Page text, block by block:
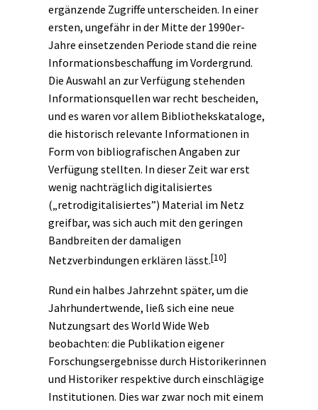
ergänzende Zugriffe unterscheiden. In einer
ersten, ungefähr in der Mitte der 1990er-
Jahre einsetzenden Periode stand die reine
Informationsbeschaffung im Vordergrund.
Die Auswahl an zur Verfügung stehenden
Informationsquellen war recht bescheiden,
und es waren vor allem Bibliothekskataloge,
die historisch relevante Informationen in
Form von bibliografischen Angaben zur
Verfügung stellten. In dieser Zeit war erst
wenig nachträglich digitalisiertes
(„retrodigitalisiertes”) Material im Netz
greifbar, was sich auch mit den geringen
Bandbreiten der damaligen
Netzverbindungen erklären lässt.[10]
Rund ein halbes Jahrzehnt später, um die
Jahrhundertwende, ließ sich eine neue
Nutzungsart des World Wide Web
beobachten: die Publikation eigener
Forschungsergebnisse durch Historikerinnen
und Historiker respektive durch einschlägige
Institutionen. Dies war zwar noch mit einem